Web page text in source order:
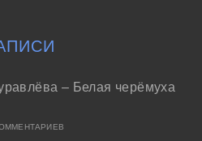
– Белая черёмуха